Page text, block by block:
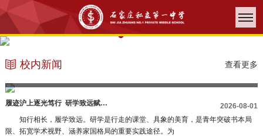
校内新闻 查看更多
履迹沪上逐光笃行 研学致远赋能成长丨私立一中学子上
2026-08-01
知行相长，履学致远。研学是行走的课堂、具象的美育，是青年突破书本局
限、拓宽学术视野、涵养家国格局的重要实践途径。为